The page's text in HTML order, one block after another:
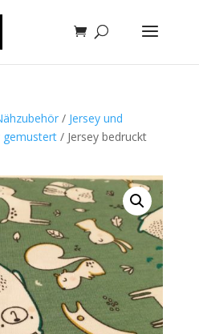
/ Jersey und
gemustert/ Jersey bedruckt